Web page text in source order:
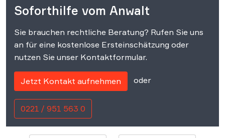
Soforthilfe vom Anwalt
Sie brauchen rechtliche Beratung? Rufen Sie uns
an für eine kostenlose Ersteinschätzung oder
nutzen Sie unser Kontaktformular.
Jetzt Kontakt aufnehmen oder
0221 / 951 563 0